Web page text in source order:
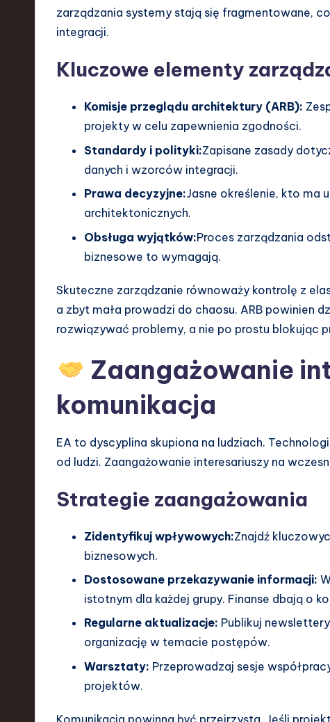
zarządzania systemy stają się fragmentowane,
integracji.
Kluczowe elementy
Komisje przeglądu architektury (ARB):
projekty w celu zapewnienia zgodności.
Standardy i polityki:Zapisane zasady
danych i wzorców integracji.
Prawa decyzyjne:Jasne określenie, kto ma
architektonicznych.
Obsługa wyjątków:Proces zarządzania
biznesowe to wymagają.
Skuteczne zarządzanie równoważy kontrolę z
a zbyt mała prowadzi do chaosu. ARB powinien
rozwiązywać problemy, a nie po prostu blokując
Zaangażowanie
komunikacja
EA to dyscyplina skupiona na ludziach.
od ludzi. Zaangażowanie interesariuszy na
Strategie zaangażowania
Zidentyfikuj wpływowych:Znajdź
biznesowych.
Dostosowane przekazywanie informacji:
istotnym dla każdej grupy. Finanse dbają o
Regularne aktualizacje: Publikuj
organizację w temacie postępów.
Warsztaty: Przeprowadzaj sesje
projektów.
Komunikacja powinna być przejrzysta. Jeśli